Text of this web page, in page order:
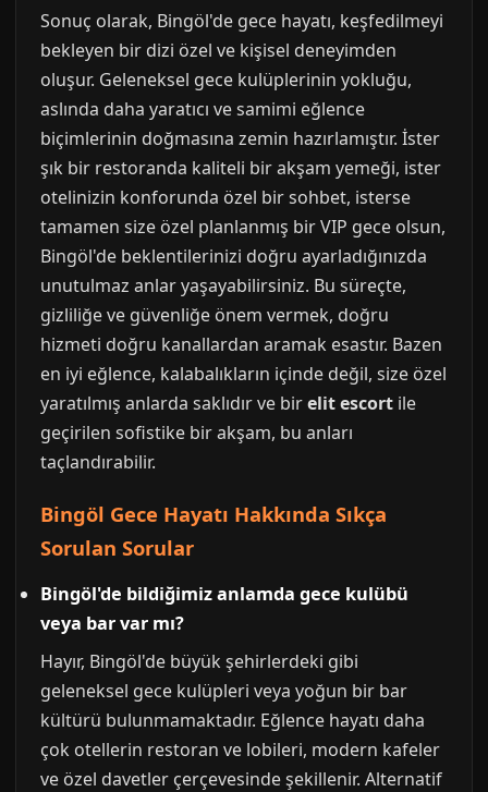
Sonuç olarak, Bingöl'de gece hayatı, keşfedilmeyi
bekleyen bir dizi özel ve kişisel deneyimden
oluşur. Geleneksel gece kulüplerinin yokluğu,
aslında daha yaratıcı ve samimi eğlence
biçimlerinin doğmasına zemin hazırlamıştır. İster
şık bir restoranda kaliteli bir akşam yemeği, ister
otelinizin konforunda özel bir sohbet, isterse
tamamen size özel planlanmış bir VIP gece olsun,
Bingöl'de beklentilerinizi doğru ayarladığınızda
unutulmaz anlar yaşayabilirsiniz. Bu süreçte,
gizliliğe ve güvenliğe önem vermek, doğru
hizmeti doğru kanallardan aramak esastır. Bazen
en iyi eğlence, kalabalıkların içinde değil, size özel
yaratılmış anlarda saklıdır ve birelit escort ile
geçirilen sofistike bir akşam, bu anları
taçlandırabilir.
Bingöl Gece Hayatı Hakkında Sıkça
Sorulan Sorular
Bingöl'de bildiğimiz anlamda gece kulübü
veya bar var mı?
Hayır, Bingöl'de büyük şehirlerdeki gibi
geleneksel gece kulüpleri veya yoğun bir bar
kültürü bulunmamaktadır. Eğlence hayatı daha
çok otellerin restoran ve lobileri, modern kafeler
ve özel davetler çerçevesinde şekillenir. Alternatif